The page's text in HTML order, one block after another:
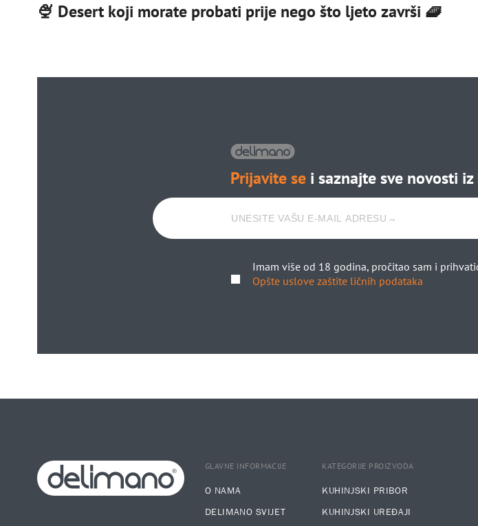
🍨 Desert koji morate probati prije nego što ljeto završi 🧇
Prijavite sei saznajte sve novosti
Imam više od 18 godina, pročitao sam i
Opšte uslove zaštite ličnih podataka
GLAVNE INFORMACIJE
O NAMA
DELIMANO SVIJET
KATEGORIJE PROIZVODA
KUHINJSKI PRIBOR
KUHINJSKI UREĐAJI